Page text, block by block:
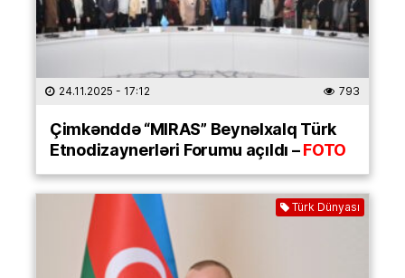
24.11.2025 - 17:12 793
Çimkənddə “MIRAS” Beynəlxalq Türk
Etnodizaynerləri Forumu açıldı –FOTO
Türk Dünyası